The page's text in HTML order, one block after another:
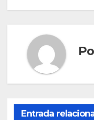
Entrada